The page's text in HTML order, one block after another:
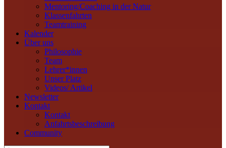
Mentoring/Coaching in der Natur
Klassenfahrten
Teamtraining
Kalender
Über uns
Philosophie
Team
Lehrer*innen
Unser Platz
Videos/ Artikel
Newsletter
Kontakt
Kontakt
Anfahrtsbeschreibung
Community